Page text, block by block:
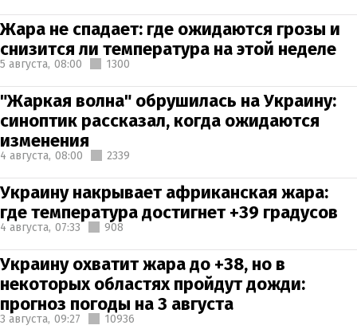
Жара не спадает: где ожидаются грозы и
снизится ли температура на этой неделе
5 августа, 08:00 1300
"Жаркая волна" обрушилась на Украину:
синоптик рассказал, когда ожидаются
изменения
4 августа, 08:00 2339
Украину накрывает африканская жара:
где температура достигнет +39 градусов
4 августа, 07:33 908
Украину охватит жара до +38, но в
некоторых областях пройдут дожди:
прогноз погоды на 3 августа
3 августа, 09:27 10936